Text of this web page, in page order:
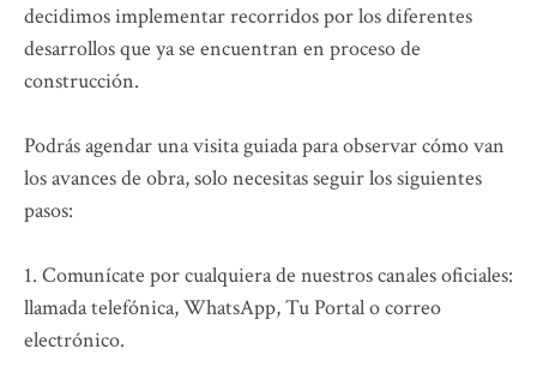
decidimos implementar recorridos por los diferentes
desarrollos que ya se encuentran en proceso de
construcción.
Podrás agendar una visita guiada para observar cómo van
los avances de obra, solo necesitas seguir los siguientes
pasos:
1. Comunícate por cualquiera de nuestros canales oficiales:
llamada telefónica, WhatsApp, Tu Portal o correo
electrónico.